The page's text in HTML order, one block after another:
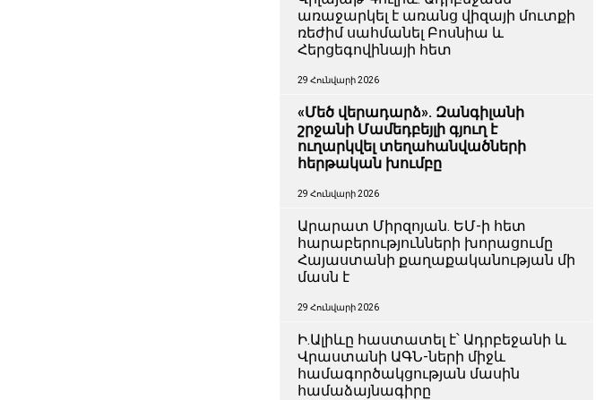
առաջարկել է առանց վիզայի մուտքի
ռեժիմ սահմանել Բոսնիա և
Հերցեգովինայի հետ
29 Հունվարի 2026
«Մեծ վերադարձ». Զանգիլանի
շրջանի Մամեդբեյլի գյուղ է
ուղարկվել տեղահանվածների
հերթական խումբը
29 Հունվարի 2026
Արարատ Միրզոյան. ԵՄ-ի հետ
հարաբերությունների խորացումը
Հայաստանի քաղաքականության մի
մասն է
29 Հունվարի 2026
Ի.Ալիևը հաստատել է՝ Ադրբեջանի և
Վրաստանի ԱԳՆ-ների միջև
համագործակցության մասին
համաձայնագիրը